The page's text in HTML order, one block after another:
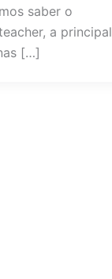
saber o
a principal
[…]